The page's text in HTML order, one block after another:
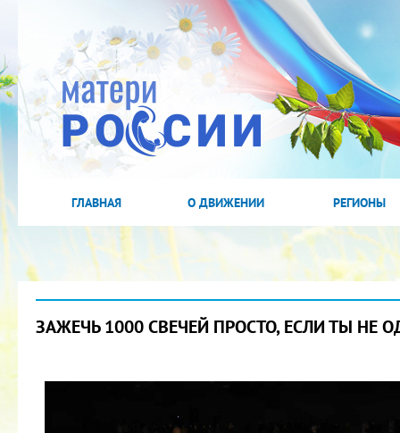
ГЛАВНАЯ О ДВИЖЕНИИ РЕГИОНЫ
ЗАЖЕЧЬ 1000 СВЕЧЕЙ ПРОСТО, ЕСЛИ ТЫ НЕ